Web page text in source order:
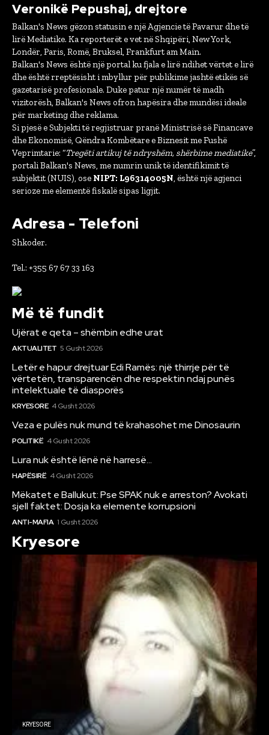
Veronikë Pepushaj, drejtore
Balkan's News gëzon statusin e një Agjencie të Pavarur dhe të
lirë Mediatike. Ka reporterët e vet në Shqipëri, New York,
Londër, Paris, Romë, Bruksel, Frankfurt am Main.
Balkan's News është një portal ku fjala e lirë ndihet vërtet e lirë
dhe është rreptësisht i mbyllur për publikime jashtë etikës së
gazetarisë profesionale. Duke patur një numër të madh
vizitorësh, Balkan's News ofron hapësira dhe mundësi ideale
për marketing dhe reklama.
Si pjesë e Subjekti të regjistruar pranë Ministrisë së Financave
dhe Ekonomisë, Qëndra Kombëtare e Biznesit me Fushë
Veprimtarie: “Tregëti artikuj të ndryshëm, shërbime mediatike”,
portali Balkan's News, me numrin unik të identifikimit të
subjektit (NUIS), ose NIPT: L96314005N, është një agjenci
serioze me elementë fiskalë sipas ligjit.
Adresa - Telefoni
Shkoder.
Tel.: +355 67 67 33 163
Më të fundit
Ujërat e qeta – shëmbin edhe urat
AKTUALITET 5 Gusht 2026
Letër e hapur drejtuar Edi Ramës: një thirrje për të
vërtetën, transparencën dhe respektin ndaj punës
intelektuale të diasporës
KRYESORE 4 Gusht 2026
Veza e pulës nuk mund të krahasohet me Dinosaurin
POLITIKË 4 Gusht 2026
Lura nuk është lënë në harresë…
HAPËSIRË 4 Gusht 2026
Mëkatet e Ballukut: Pse SPAK nuk e arreston? Avokati
sjell faktet: Dosja ka elemente korrupsioni
ANTI-MAFIA 1 Gusht 2026
Kryesore
KRYESORE